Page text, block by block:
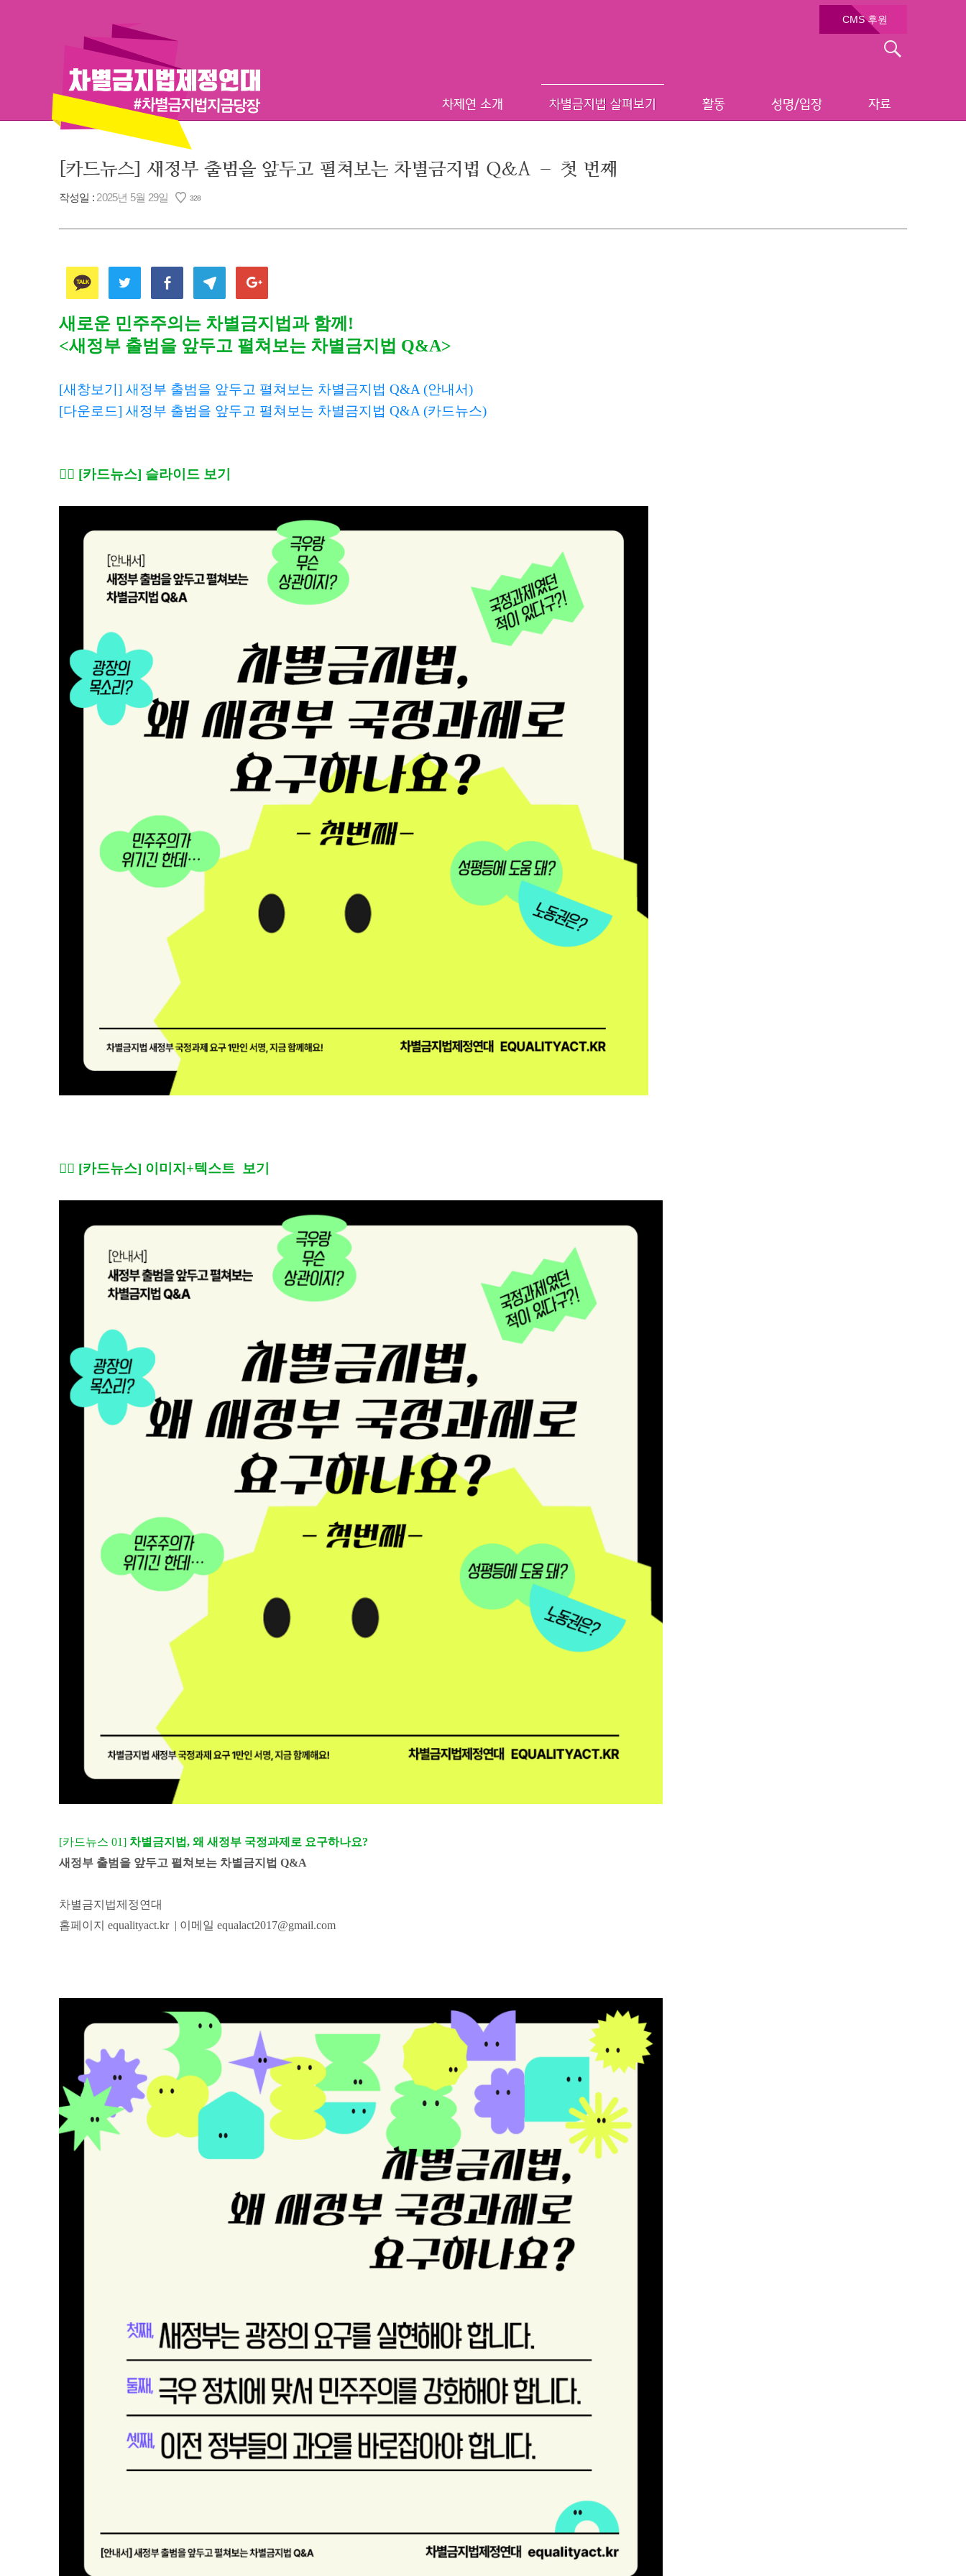
CMS 후원
차제연 소개 차별금지법 살펴보기 활동 성명/입장 자료
[카드뉴스] 새정부 출범을 앞두고 펼쳐보는 차별금지법 Q&A – 첫 번째
작성일 : 2025년 5월 29일 328
새로운 민주주의는 차별금지법과 함께!
<새정부 출범을 앞두고 펼쳐보는 차별금지법 Q&A>
[새창보기] 새정부 출범을 앞두고 펼쳐보는 차별금지법 Q&A (안내서)
[다운로드] 새정부 출범을 앞두고 펼쳐보는 차별금지법 Q&A (카드뉴스)
🏳️‍🌈 [카드뉴스] 슬라이드 보기
🏳️‍🌈 [카드뉴스] 이미지+텍스트 보기
[카드뉴스 01] 차별금지법, 왜 새정부 국정과제로 요구하나요?
새정부 출범을 앞두고 펼쳐보는 차별금지법 Q&A
차별금지법제정연대
홈페이지 equalityact.kr | 이메일 equalact2017@gmail.com